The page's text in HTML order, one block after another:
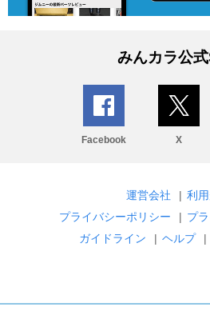
みんカラ公
Facebook X
運営会社 | 利
プライバシーポリシー
| プ
ガイドライン
| ヘルプ |